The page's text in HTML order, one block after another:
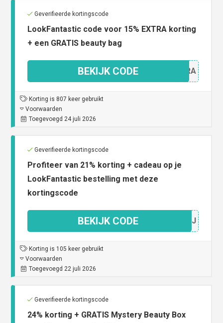
Geverifieerde kortingscode
LookFantastic code voor 15% EXTRA korting
+ een GRATIS beauty bag
X15RA
BEKIJK CODE
Korting is 807 keer gebruikt
Voorwaarden
Toegevoegd 24 juli 2026
Geverifieerde kortingscode
Profiteer van 21% korting + cadeau op je
LookFantastic bestelling met deze
kortingscode
IGVRJ
BEKIJK CODE
Korting is 105 keer gebruikt
Voorwaarden
Toegevoegd 22 juli 2026
Geverifieerde kortingscode
24% korting + GRATIS Mystery Beauty Box